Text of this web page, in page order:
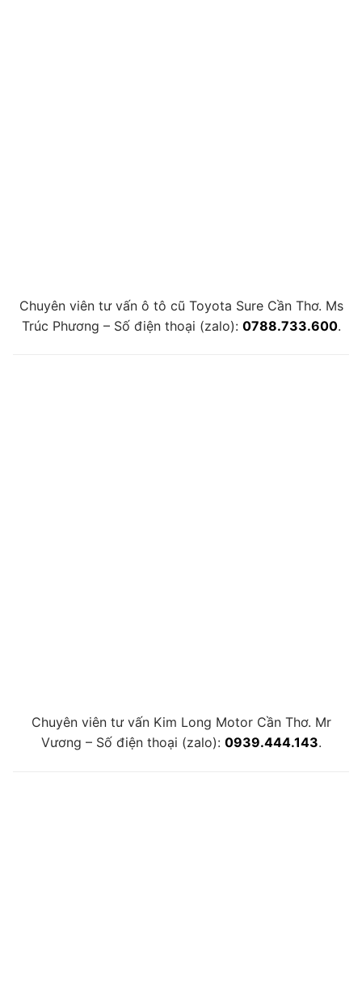
Chuyên viên tư vấn ô tô cũ Toyota Sure Cần Thơ. Ms
Trúc Phương – Số điện thoại (zalo): 0788.733.600.
Chuyên viên tư vấn Kim Long Motor Cần Thơ. Mr
Vương – Số điện thoại (zalo): 0939.444.143.